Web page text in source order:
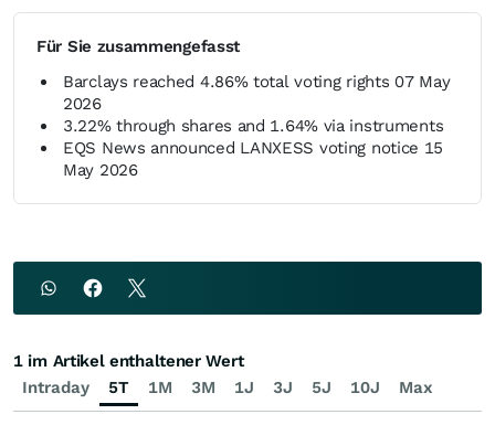
Für Sie zusammengefasst
Barclays reached 4.86% total voting rights 07 May
2026
3.22% through shares and 1.64% via instruments
EQS News announced LANXESS voting notice 15
May 2026
Intraday 5T 1M 3M 1J 3J 5J 10J Max
1 im Artikel enthaltener Wert